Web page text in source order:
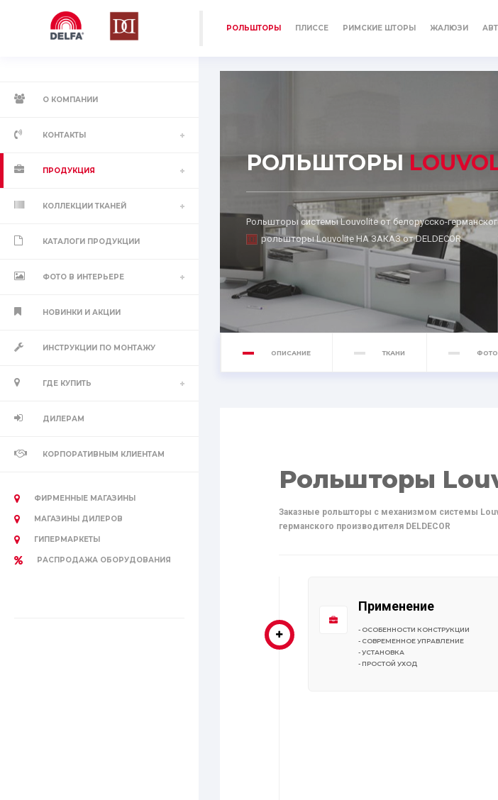
РОЛЬШТОРЫ ПЛИССЕ РИМСКИЕ ШТОРЫ ЖАЛЮЗИ
О КОМПАНИИ
КОНТАКТЫ
ПРОДУКЦИЯ
КОЛЛЕКЦИИ ТКАНЕЙ
КАТАЛОГИ ПРОДУКЦИИ
ФОТО В ИНТЕРЬЕРЕ
НОВИНКИ И АКЦИИ
ИНСТРУКЦИИ ПО МОНТАЖУ
ГДЕ КУПИТЬ
ДИЛЕРАМ
КОРПОРАТИВНЫМ КЛИЕНТАМ
ФИРМЕННЫЕ МАГАЗИНЫ
МАГАЗИНЫ ДИЛЕРОВ
ГИПЕРМАРКЕТЫ
РАСПРОДАЖА ОБОРУДОВАНИЯ
РОЛЬШТОРЫ
Рольшторы системы Louvolite от белорусско-
рольшторы Louvolite НА ЗАКАЗ от DELDECOR
ОПИСАНИЕ ТКАНИ ФОТО
Рольшторы
Заказные рольшторы с механизмом системы
германского производителя DELDECOR
Применение
- ОСОБЕННОСТИ КОНСТРУКЦИИ
- СОВРЕМЕННОЕ УПРАВЛЕНИЕ
- УСТАНОВКА
- ПРОСТОЙ УХОД